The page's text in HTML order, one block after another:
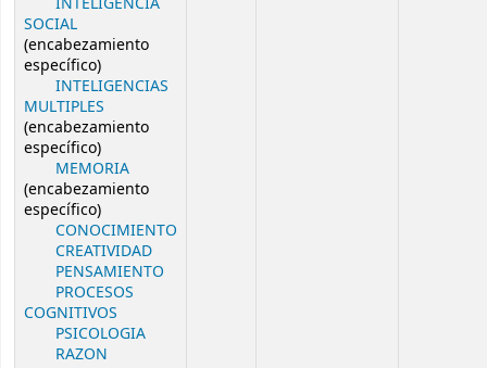
SOCIAL
(encabezamiento
específico)
INTELIGENCIAS
MULTIPLES
(encabezamiento
específico)
MEMORIA
(encabezamiento
específico)
CONOCIMIENTO
CREATIVIDAD
PENSAMIENTO
PROCESOS
COGNITIVOS
PSICOLOGIA
RAZON